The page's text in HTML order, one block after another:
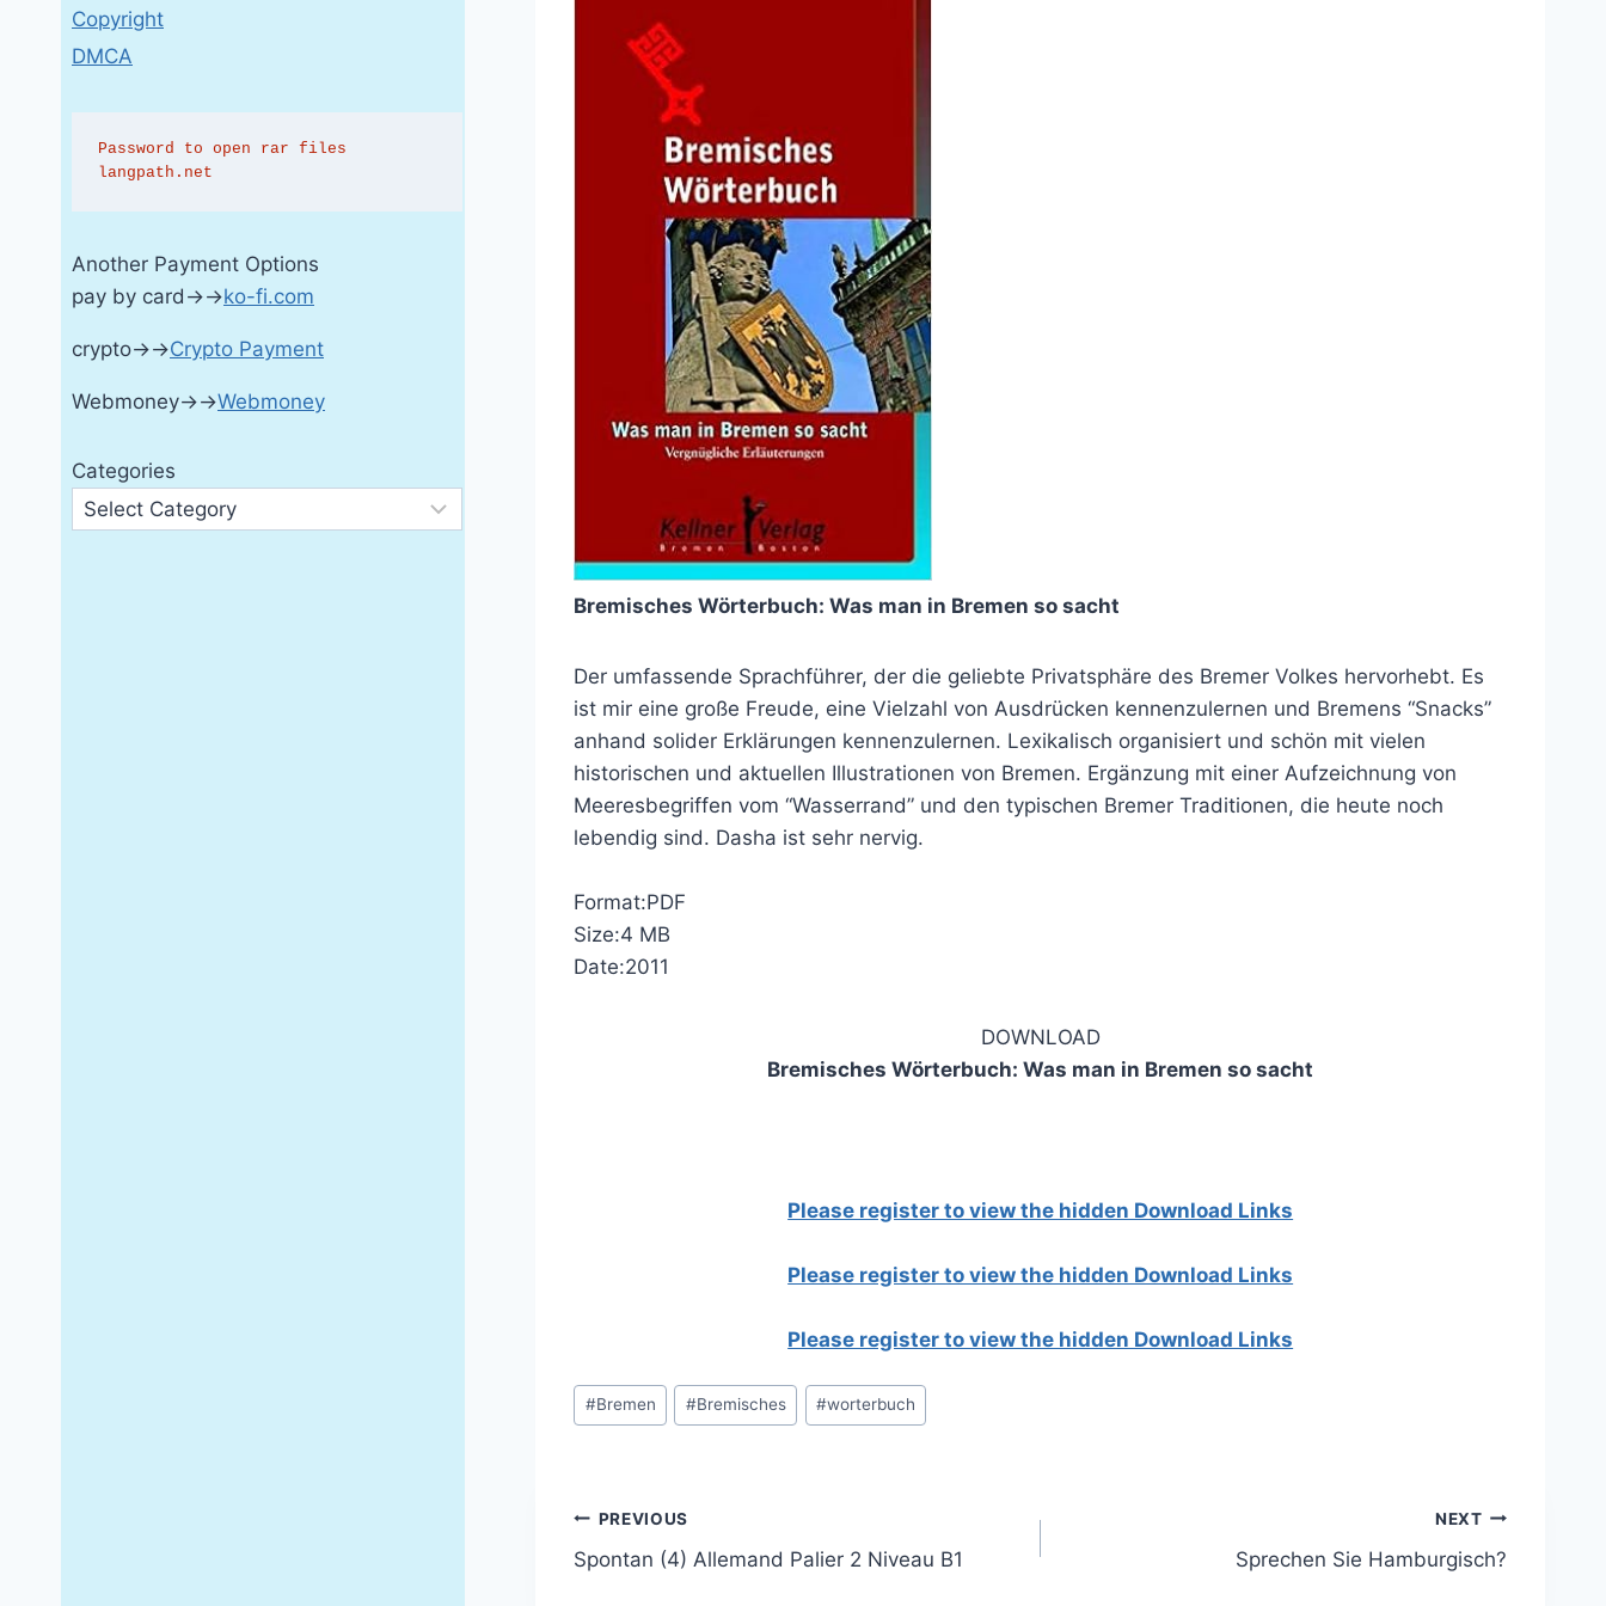
Bremisches Wörterbuch: Was man in Bremen so sacht
Der umfassende Sprachführer, der die geliebte Privatsphäre des Bremer Volkes hervorhebt. Es
ist mir eine große Freude, eine Vielzahl von Ausdrücken kennenzulernen und Bremens “Snacks”
anhand solider Erklärungen kennenzulernen. Lexikalisch organisiert und schön mit vielen
historischen und aktuellen Illustrationen von Bremen. Ergänzung mit einer Aufzeichnung von
Meeresbegriffen vom “Wasserrand” und den typischen Bremer Traditionen, die heute noch
lebendig sind. Dasha ist sehr nervig.
Format:PDF
Size:4 MB
Date:2011
DOWNLOAD
Bremisches Wörterbuch: Was man in Bremen so sacht
Please register to view the hidden Download Links
Please register to view the hidden Download Links
Please register to view the hidden Download Links
Post
Tags:
#Bremen #Bremisches #worterbuch
Post
navigation
PREVIOUS
Spontan (4) Allemand Palier 2 Niveau B1
NEXT
Sprechen Sie Hamburgisch?
Copyright
DMCA
Password to open rar files
langpath.net
Another Payment Options
pay by card→→ko-fi.com
crypto→→Crypto Payment
Webmoney→→Webmoney
Categories